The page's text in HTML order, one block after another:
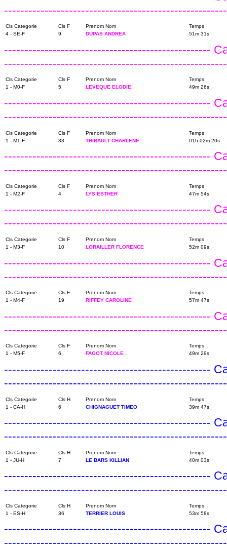
Cls Categorie Cls F Prenom Nom
Temps
4 - SE-F
9 DUPAS ANDREA 51m 31s
---------------------------------------------------
Cls Categorie Cls F Prenom Nom
Temps
1 - M0-F
5 LEVEQUE ELODIE 49m 26s
---------------------------------------------------
Cls Categorie Cls F Prenom Nom
Temps
1 - M1-F
33 THIBAULT CHARLENE 01h 02m 20s
---------------------------------------------------
Cls Categorie Cls F Prenom Nom
Temps
1 - M2-F
4 LYS ESTHER 47m 54s
---------------------------------------------------
Cls Categorie Cls F Prenom Nom
Temps
1 - M3-F
10 LORAILLER FLORENCE 52m 09s
---------------------------------------------------
Cls Categorie Cls F Prenom Nom
Temps
1 - M4-F
19 RIFFEY CAROLINE 57m 47s
---------------------------------------------------
Cls Categorie Cls F Prenom Nom
Temps
1 - M5-F
6 FAGOT NICOLE 49m 29s
---------------------------------------------------
Cls Categorie Cls H Prenom Nom
Temps
1 - CA-H
6 CHIGNAGUET TIMEO 39m 47s
---------------------------------------------------
Cls Categorie Cls H Prenom Nom
Temps
1 - JU-H
7 LE BARS KILLIAN 40m 03s
---------------------------------------------------
Cls Categorie Cls H Prenom Nom
Temps
1 - ES-H
36 TERRIER LOUIS 53m 58s
---------------------------------------------------